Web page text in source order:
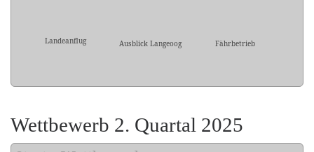
Landeanflug Ausblick Langeoog Fährbetrieb
Wettbewerb 2. Quartal 2025